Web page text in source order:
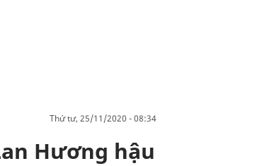
thứ tư, 25/11/2020 - 08:34
Hương hậu